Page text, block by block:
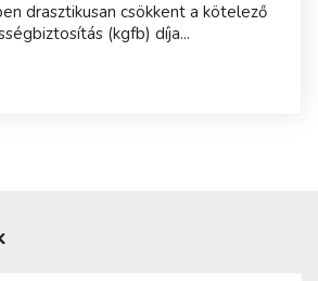
drasztikusan csökkent a kötelező
(kgfb) díja...